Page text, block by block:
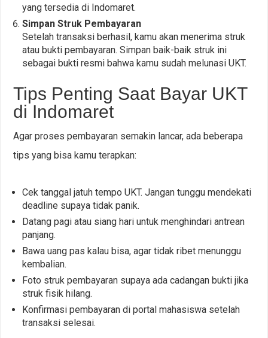
yang tersedia di Indomaret.
Simpan Struk Pembayaran
Setelah transaksi berhasil, kamu akan menerima struk
atau bukti pembayaran. Simpan baik-baik struk ini
sebagai bukti resmi bahwa kamu sudah melunasi UKT.
Tips Penting Saat Bayar UKT
di Indomaret
Agar proses pembayaran semakin lancar, ada beberapa
tips yang bisa kamu terapkan:
Cek tanggal jatuh tempo UKT. Jangan tunggu mendekati
deadline supaya tidak panik.
Datang pagi atau siang hari untuk menghindari antrean
panjang.
Bawa uang pas kalau bisa, agar tidak ribet menunggu
kembalian.
Foto struk pembayaran supaya ada cadangan bukti jika
struk fisik hilang.
Konfirmasi pembayaran di portal mahasiswa setelah
transaksi selesai.